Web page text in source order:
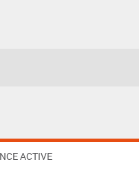
ACTIVE